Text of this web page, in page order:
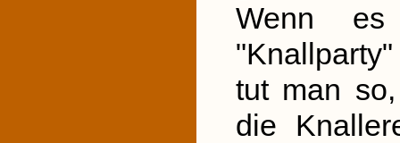
Wenn
tut man
die